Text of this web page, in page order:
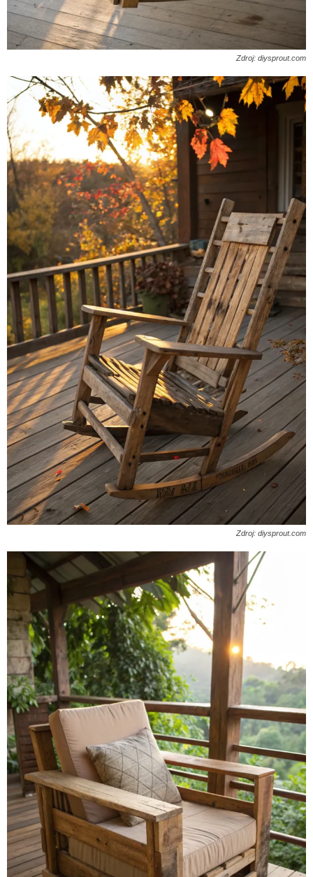
Zdroj: diysprout.com
Zdroj: diysprout.com